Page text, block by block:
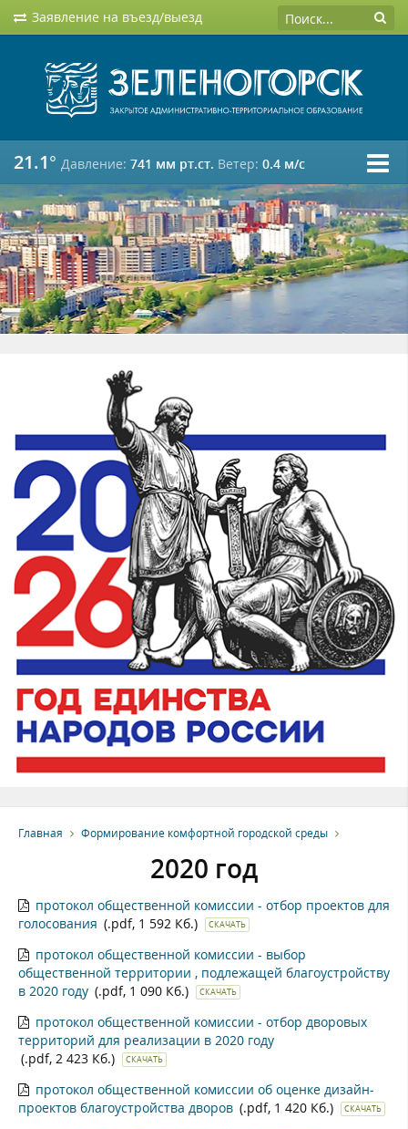
Заявление на въезд/выезд
21.1° Давление: 741 мм рт.ст. Ветер: 0.4 м/c
Главная Формирование комфортной городской среды
2020 год
протокол общественной комиссии - отбор проектов для
голосования (.pdf, 1 592 Кб.) СКАЧАТЬ
протокол общественной комиссии - выбор
общественной территории , подлежащей благоустройству
в 2020 году (.pdf, 1 090 Кб.) СКАЧАТЬ
протокол общественной комиссии - отбор дворовых
территорий для реализации в 2020 году
(.pdf, 2 423 Кб.)
СКАЧАТЬ
протокол общественной комиссии об оценке дизайн-
проектов благоустройства дворов (.pdf, 1 420 Кб.) СКАЧАТЬ